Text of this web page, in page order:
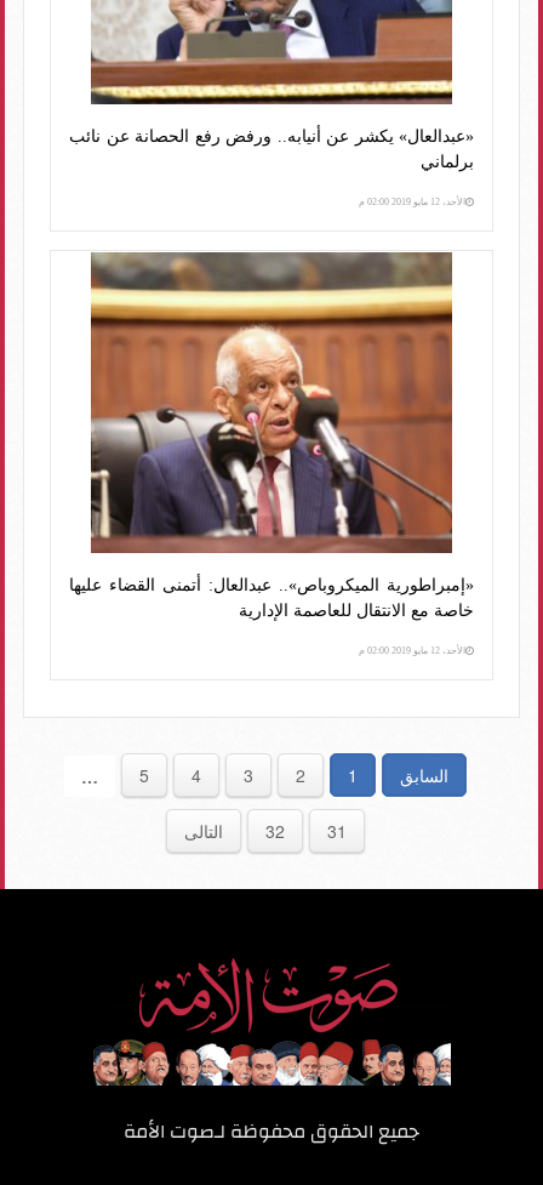
«عبدالعال» يكشر عن أنيابه.. ورفض رفع الحصانة عن نائب
برلماني
الأحد، 12 مايو 2019 02:00 م
«إمبراطورية الميكروباص».. عبدالعال: أتمنى القضاء عليها
خاصة مع الانتقال للعاصمة الإدارية
الأحد، 12 مايو 2019 02:00 م
السابق 1
2
3
4
5
…
31
32 التالى
جميع الحقوق محفوظة لـصوت الأمة